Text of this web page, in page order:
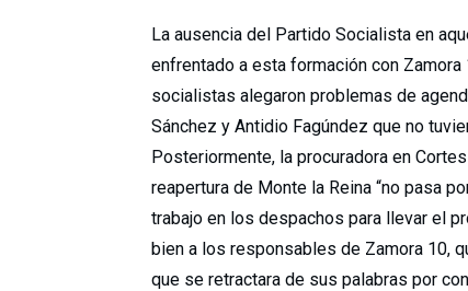
La ausencia del Partido Socialista en
enfrentado a esta formación con
socialistas alegaron problemas de
Sánchez y Antidio Fagúndez que no
Posteriormente, la procuradora en
reapertura de Monte la Reina “no pasa
trabajo en los despachos para llevar el
bien a los responsables de Zamora 10,
que se retractara de sus palabras por